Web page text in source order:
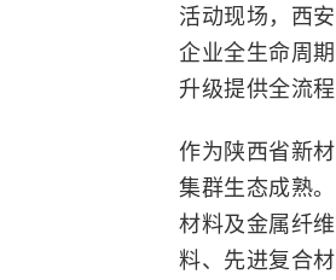
活动现场，西
企业全生命周
升级提供全流程
作为陕西省新
集群生态成熟
材料及金属纤
料、先进复合